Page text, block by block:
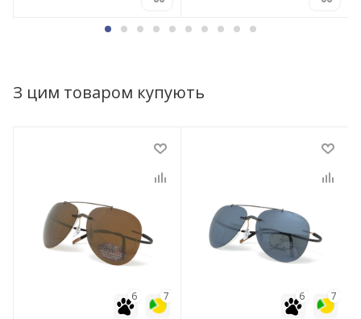
З цим товаром купують
7
6 7
6